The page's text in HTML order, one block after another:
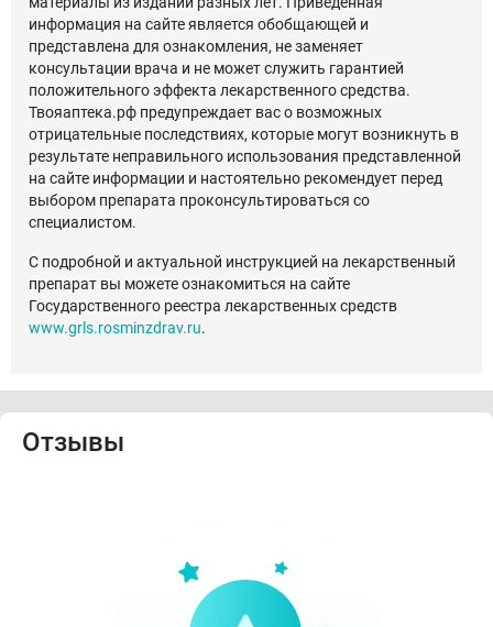
информация на сайте является обобщающей и
представлена для ознакомления, не заменяет
консультации врача и не может служить гарантией
положительного эффекта лекарственного средства.
Твояаптека.рф предупреждает вас о возможных
отрицательные последствиях, которые могут возникнуть в
результате неправильного использования представленной
на сайте информации и настоятельно рекомендует перед
выбором препарата проконсультироваться со
специалистом.
С подробной и актуальной инструкцией на лекарственный
препарат вы можете ознакомиться на сайте
Государственного реестра лекарственных средств
www.grls.rosminzdrav.ru.
Отзывы